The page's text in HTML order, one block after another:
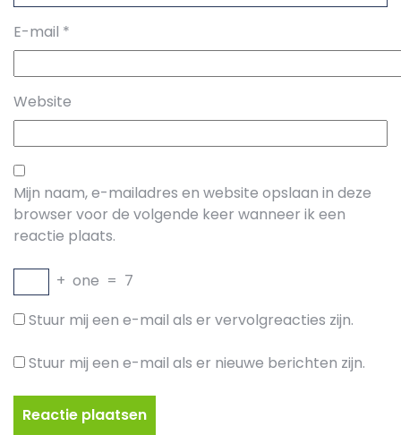
E-mail *
Website
Mijn naam, e-mailadres en website opslaan in deze
browser voor de volgende keer wanneer ik een
reactie plaats.
+ one = 7
Stuur mij een e-mail als er vervolgreacties zijn.
Stuur mij een e-mail als er nieuwe berichten zijn.